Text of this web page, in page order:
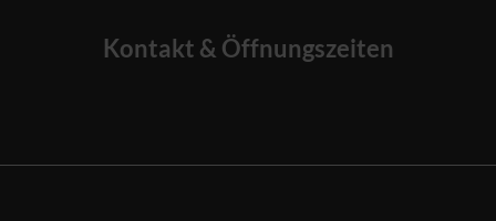
Kontakt & Öffnungszeiten